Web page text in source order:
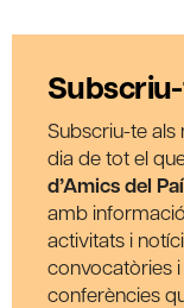
Subscriu-te als
dia de tot el
d’Amics del
amb
activitats i
convocatòries
conferències